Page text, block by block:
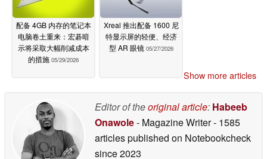
配备 4GB 内存的笔记本
电脑卷土重来：宏碁暗
示将采取大幅削减成本
的措施 05/29/2026
Xreal 推出配备 1600 尼
特显示屏的轻便、经济
型 AR 眼镜 05/27/2026
Show more articles
Editor of theoriginal article: Habeeb
Onawole- Magazine Writer- 1585
articles published on Notebookcheck
since 2023